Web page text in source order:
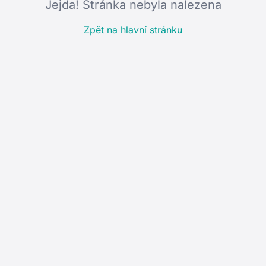
Jejda! Stránka nebyla nalezena
Zpět na hlavní stránku